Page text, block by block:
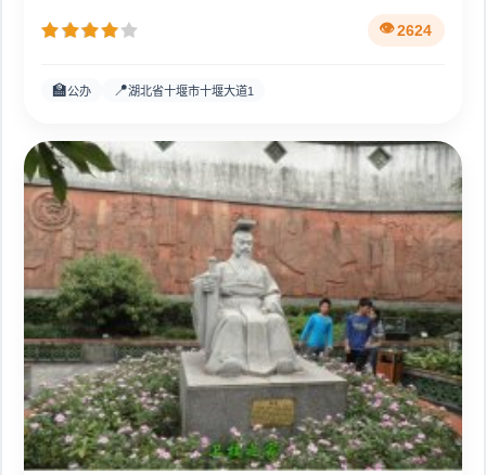
2624
🏫公办 📍湖北省十堰市十堰大道1